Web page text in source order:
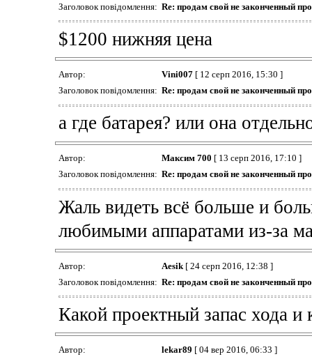
Заголовок повідомлення: Re: продам свой не законченный
$1200 нижняя цена
Автор: Vini007[ 12 серп 2016, 15:30 ]
Заголовок повідомлення: Re: продам свой не законченный
а где батарея? или она
Автор: Максим 700 [ 13 серп 2016, 17:10 ]
Заголовок повідомлення: Re: продам свой не законченный
Жаль видеть всё больше и
любимыми аппаратами из-за
Автор: Aesik[ 24 серп 2016, 12:38 ]
Заголовок повідомлення: Re: продам свой не законченный
Какой проектный запас хода и
Автор: lekar89 [ 04 вер 2016, 06:33 ]